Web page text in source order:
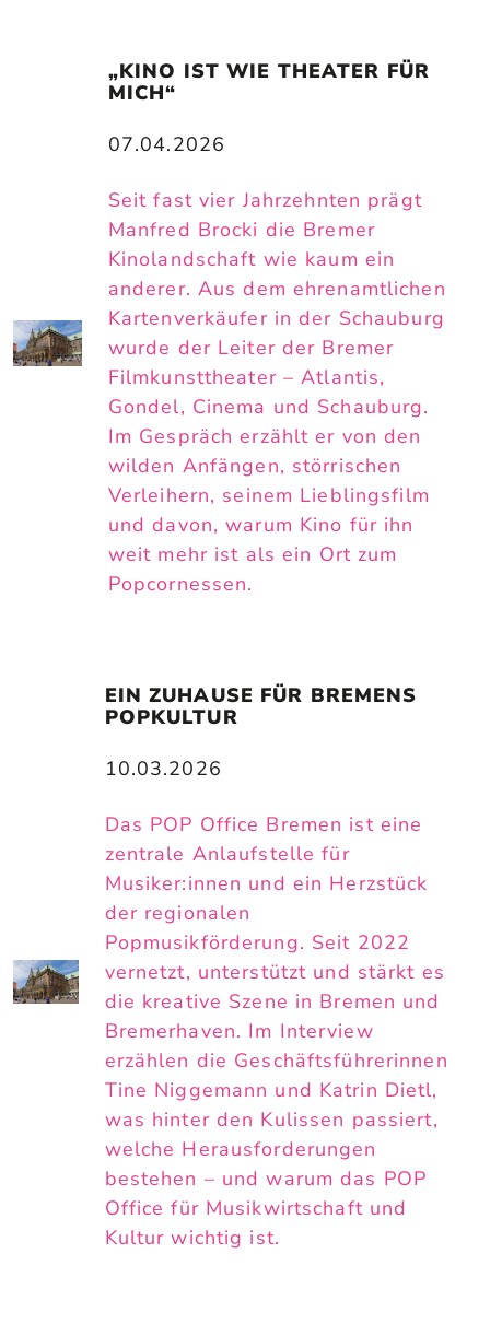
„KINO IST WIE THEATER FÜR
MICH“
07.04.2026
Seit fast vier Jahrzehnten prägt
Manfred Brocki die Bremer
Kinolandschaft wie kaum ein
anderer. Aus dem ehrenamtlichen
Kartenverkäufer in der Schauburg
wurde der Leiter der Bremer
Filmkunsttheater – Atlantis,
Gondel, Cinema und Schauburg.
Im Gespräch erzählt er von den
wilden Anfängen, störrischen
Verleihern, seinem Lieblingsfilm
und davon, warum Kino für ihn
weit mehr ist als ein Ort zum
Popcornessen.
EIN ZUHAUSE FÜR BREMENS
POPKULTUR
10.03.2026
Das POP Office Bremen ist eine
zentrale Anlaufstelle für
Musiker:innen und ein Herzstück
der regionalen
Popmusikförderung. Seit 2022
vernetzt, unterstützt und stärkt es
die kreative Szene in Bremen und
Bremerhaven. Im Interview
erzählen die Geschäftsführerinnen
Tine Niggemann und Katrin Dietl,
was hinter den Kulissen passiert,
welche Herausforderungen
bestehen – und warum das POP
Office für Musikwirtschaft und
Kultur wichtig ist.